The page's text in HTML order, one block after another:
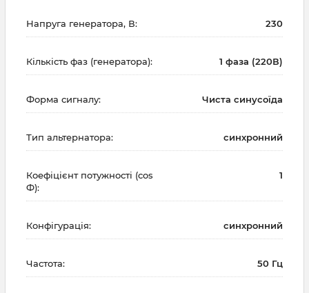
Напруга генератора, В: 230
Кількість фаз (генератора): 1 фаза (220В)
Форма сигналу: Чиста синусоїда
Тип альтернатора: синхронний
Коефіцієнт потужності (cos
Ф):
1
Конфігурація: синхронний
Частота: 50 Гц